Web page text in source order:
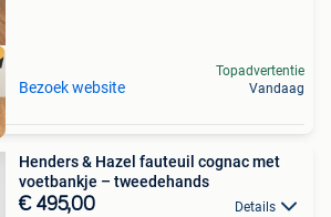
Bezoek website
Topadvertentie
Vandaag
Henders & Hazel fauteuil cognac met
voetbankje – tweedehands
€ 495,00 Details